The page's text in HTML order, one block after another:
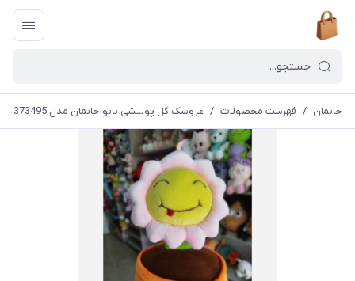
خانمان / فهرست محصولات / عروسک گل پولیشی نانو خانمان مدل 373495